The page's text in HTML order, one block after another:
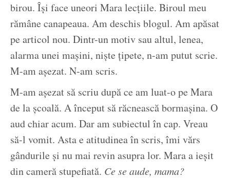
birou. Își face uneori Mara lecțiile. Biroul meu
rămâne canapeaua. Am deschis blogul. Am apăsat
pe articol nou. Dintr-un motiv sau altul, lenea,
alarma unei mașini, niște țipete, n-am putut scrie.
M-am așezat. N-am scris.
M-am așezat să scriu după ce am luat-o pe Mara
de la școală. A început să răcnească bormașina. O
aud chiar acum. Dar am subiectul în cap. Vreau
să-l vomit. Asta e atitudinea în scris, îmi vărs
gândurile și nu mai revin asupra lor. Mara a ieșit
din cameră stupefiată. Ce se aude, mama?